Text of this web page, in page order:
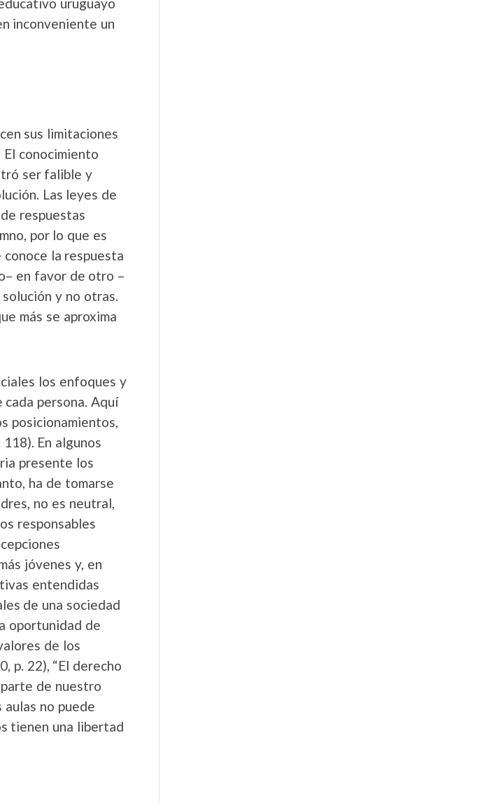
uruguayo
inconveniente un
sus limitaciones
conocimiento
ser falible y
Las leyes de
respuestas
por lo que es
la respuesta
en favor de otro –
y no otras.
más se aproxima
los enfoques y
persona. Aquí
posicionamientos,
En algunos
presente los
ha de tomarse
no es neutral,
responsables
jóvenes y, en
entendidas
de una sociedad
oportunidad de
de los
p. 22), “El derecho
de nuestro
aulas no puede
tienen una libertad